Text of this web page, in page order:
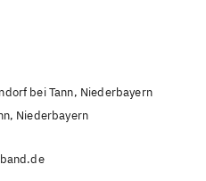
bei Tann, Niederbayern
Niederbayern